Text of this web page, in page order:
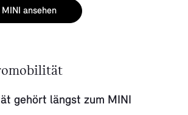
ansehen
gehört längst zum MINI